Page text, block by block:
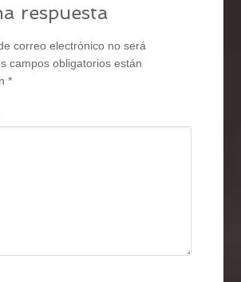
respuesta
correo electrónico no será
campos obligatorios están
*